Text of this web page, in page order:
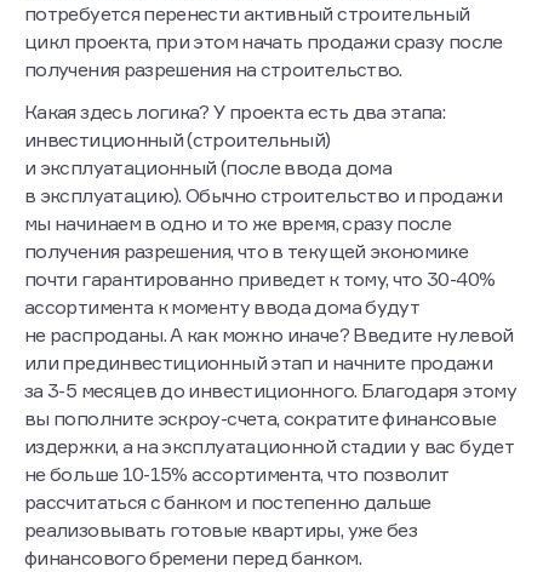
потребуется перенести активный строительный
цикл проекта, при этом начать продажи сразу после
получения разрешения на строительство.
Какая здесь логика? У проекта есть два этапа:
инвестиционный (строительный)
и эксплуатационный (после ввода дома
в эксплуатацию). Обычно строительство и продажи
мы начинаем в одно и то же время, сразу после
получения разрешения, что в текущей экономике
почти гарантированно приведет к тому, что 30-40%
ассортимента к моменту ввода дома будут
не распроданы. А как можно иначе? Введите нулевой
или прединвестиционный этап и начните продажи
за 3-5 месяцев до инвестиционного. Благодаря этому
вы пополните эскроу-счета, сократите финансовые
издержки, а на эксплуатационной стадии у вас будет
не больше 10-15% ассортимента, что позволит
рассчитаться с банком и постепенно дальше
реализовывать готовые квартиры, уже без
финансового бремени перед банком.